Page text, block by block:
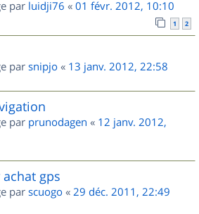
par luidji76 « 01 févr. 2012, 10:10
1 2
par snipjo « 13 janv. 2012, 22:58
par prunodagen « 12 janv. 2012,
gps
par scuogo « 29 déc. 2011, 22:49